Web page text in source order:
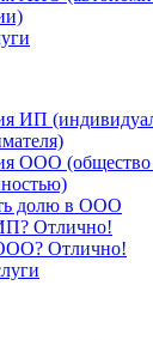
ИП
ООО (общество
долю в ООО
Отлично!
Отлично!